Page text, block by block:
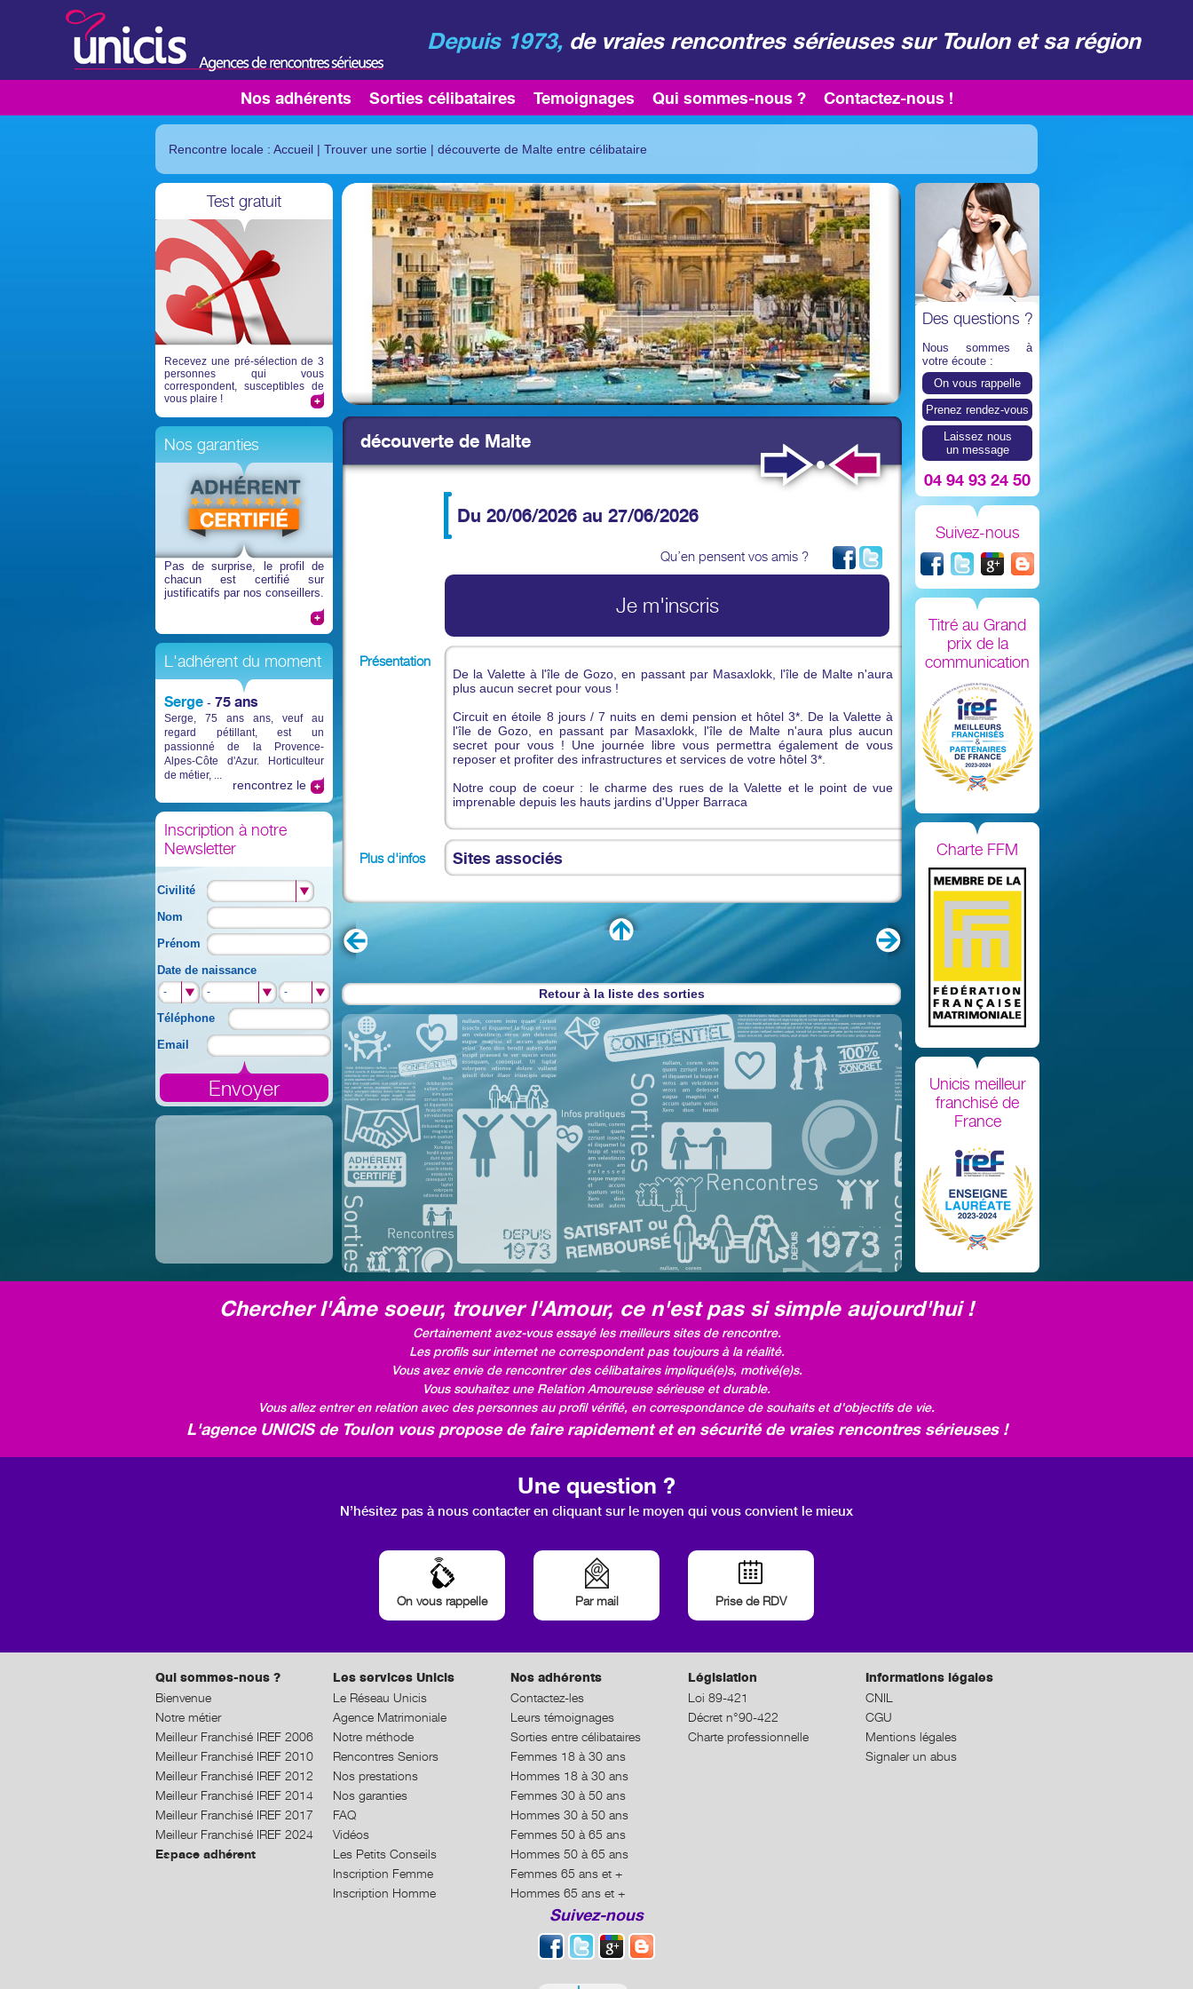
Depuis 1973,de vraies rencontres sérieuses sur Toulon et sa région
Nos adhérents Sorties célibataires Temoignages Qui sommes-nous ? Contactez-nous !
Rencontre locale : Accueil | Trouver une sortie | découverte de Malte entre célibataire
Test gratuit
Recevez une pré-sélection de 3
personnes qui vous
correspondent, susceptibles de
vous plaire !
Nos garanties
Pas de surprise, le profil de
chacun est certifié sur
justificatifs par nos conseillers.
L'adhérent du moment
Serge - 75 ans
Serge, 75 ans ans, veuf au
regard pétillant, est un
passionné de la Provence-
Alpes-Côte d'Azur. Horticulteur
de métier, ...
rencontrez le
Inscription à notre
Newsletter
Civilité
Nom
Prénom
Date de naissance
- - -
Téléphone
Email
découverte de Malte
Du 20/06/2026 au 27/06/2026
Qu’en pensent vos amis ?
Je m'inscris
Présentation
De la Valette à l'île de Gozo, en passant par Masaxlokk, l'île de Malte n'aura
plus aucun secret pour vous !
Circuit en étoile 8 jours / 7 nuits en demi pension et hôtel 3*. De la Valette à
l'île de Gozo, en passant par Masaxlokk, l'île de Malte n'aura plus aucun
secret pour vous ! Une journée libre vous permettra également de vous
reposer et profiter des infrastructures et services de votre hôtel 3*.
Notre coup de coeur : le charme des rues de la Valette et le point de vue
imprenable depuis les hauts jardins d'Upper Barraca
Plus d'infos Sites associés
Retour à la liste des sorties
Des questions ?
Nous sommes à
votre écoute :
On vous rappelle
Prenez rendez-vous
Laissez nous
un message
04 94 93 24 50
Suivez-nous
Titré au Grand
prix de la
communication
Charte FFM
Unicis meilleur
franchisé de
France
Chercher l'Âme soeur, trouver l'Amour, ce n'est pas si simple aujourd'hui !
Certainement avez-vous essayé les meilleurs sites de rencontre.
Les profils sur internet ne correspondent pas toujours à la réalité.
Vous avez envie de rencontrer des célibataires impliqué(e)s, motivé(e)s.
Vous souhaitez une Relation Amoureuse sérieuse et durable.
Vous allez entrer en relation avec des personnes au profil vérifié, en correspondance de souhaits et d'objectifs de vie.
L'agence UNICIS de Toulon vous propose de faire rapidement et en sécurité de vraies rencontres sérieuses !
Une question ?
N’hésitez pas à nous contacter en cliquant sur le moyen qui vous convient le mieux
On vous rappelle Par mail Prise de RDV
Qui sommes-nous ?
Bienvenue
Notre métier
Meilleur Franchisé IREF 2006
Meilleur Franchisé IREF 2010
Meilleur Franchisé IREF 2012
Meilleur Franchisé IREF 2014
Meilleur Franchisé IREF 2017
Meilleur Franchisé IREF 2024
Espace adhérent
Les services Unicis
Le Réseau Unicis
Agence Matrimoniale
Notre méthode
Rencontres Seniors
Nos prestations
Nos garanties
FAQ
Vidéos
Les Petits Conseils
Inscription Femme
Inscription Homme
Nos adhérents
Contactez-les
Leurs témoignages
Sorties entre célibataires
Femmes 18 à 30 ans
Hommes 18 à 30 ans
Femmes 30 à 50 ans
Hommes 30 à 50 ans
Femmes 50 à 65 ans
Hommes 50 à 65 ans
Femmes 65 ans et +
Hommes 65 ans et +
Législation
Loi 89-421
Décret n°90-422
Charte professionnelle
Informations légales
CNIL
CGU
Mentions légales
Signaler un abus
Suivez-nous